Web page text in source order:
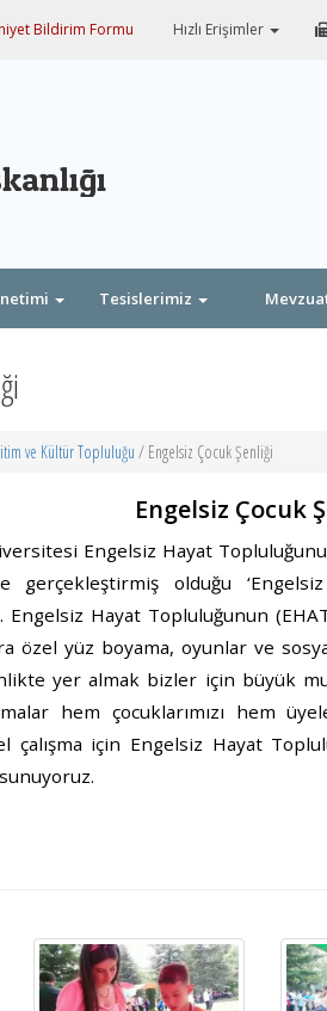
Bildirim Formu Hızlı Erişimler
Tesislerimiz
ve Kültür Topluluğu / Engelsiz Çocuk Şenliği
Engelsiz Çocuk
Engelsiz Hayat
gerçekleştirmiş olduğu
Engelsiz Hayat Topluluğunun
özel yüz boyama, oyunlar ve
yer almak bizler için büyük
hem çocuklarımızı hem
çalışma için Engelsiz Hayat